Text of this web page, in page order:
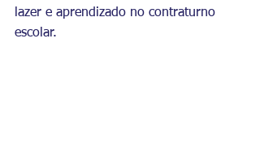
lazer e aprendizado no contraturno
escolar.